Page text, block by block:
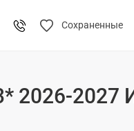
Сохраненные